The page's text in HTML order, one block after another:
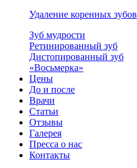
Удаление коренных зубов
Зуб мудрости
Ретинированный зуб
Дистопированный зуб
«Восьмерка»
Цены
До и после
Врачи
Статьи
Отзывы
Галерея
Пресса о нас
Контакты